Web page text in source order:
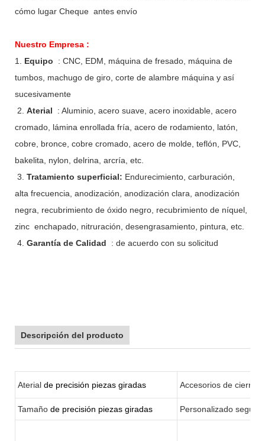
cómo lugar Cheque antes envío
Nuestro Empresa :
1. Equipo
: CNC, EDM, máquina de fresado, máquina de
tumbos, machugo de giro, corte de alambre máquina y así
sucesivamente
2. Aterial
: Aluminio, acero suave, acero inoxidable, acero
cromado, lámina enrollada fría, acero de rodamiento, latón,
cobre, bronce, cobre cromado, acero de molde, teflón, PVC,
bakelita, nylon, delrina, arcría, etc.
3. Tratamiento superficial: Endurecimiento, carburación,
alta frecuencia, anodización, anodización clara, anodización
negra, recubrimiento de óxido negro, recubrimiento de níquel,
zinc enchapado, nitruración, desengrasamiento, pintura, etc.
4. Garantía de Calidad : de acuerdo con su solicitud
Descripción del producto
Aterial de precisión piezas giradas Accesorios de cierre
Tamaño de precisión piezas giradas Personalizado según